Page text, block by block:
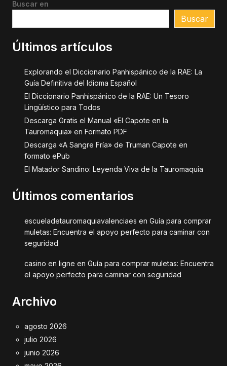
Buscar en
Buscar
Últimos artículos
Explorando el Diccionario Panhispánico de la RAE: La
Guía Definitiva del Idioma Español
El Diccionario Panhispánico de la RAE: Un Tesoro
Lingüístico para Todos
Descarga Gratis el Manual «El Capote en la
Tauromaquia» en Formato PDF
Descarga «A Sangre Fría» de Truman Capote en
formato ePub
El Matador Sandino: Leyenda Viva de la Tauromaquia
Últimos comentarios
escueladetauromaquiavalenciaes en Guía para comprar
muletas: Encuentra el apoyo perfecto para caminar con
seguridad
casino en ligne en Guía para comprar muletas: Encuentra
el apoyo perfecto para caminar con seguridad
Archivo
agosto 2026
julio 2026
junio 2026